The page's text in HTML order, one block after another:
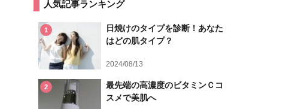
人気記事ランキング
1
日焼けのタイプを診断！あなた
はどの肌タイプ？
2024/08/13
2
最先端の高濃度のビタミンＣコ
スメで美肌へ